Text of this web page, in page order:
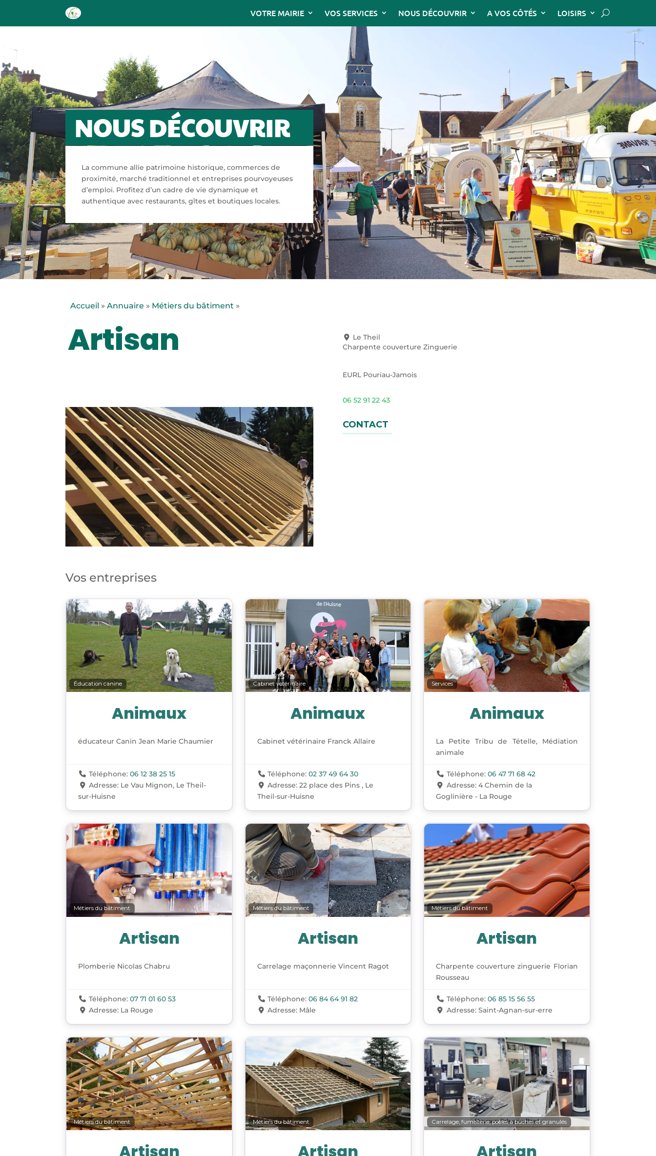
VOTRE MAIRIE VOS SERVICES NOUS DÉCOUVRIR A VOS CÔTÉS LOISIRS
NOUS DÉCOUVRIR
La commune allie patrimoine historique, commerces de
proximité, marché traditionnel et entreprises pourvoyeuses
d’emploi. Profitez d’un cadre de vie dynamique et
authentique avec restaurants, gîtes et boutiques locales.
Accueil »Annuaire » Métiers du bâtiment »
Artisan Charpente couverture Zinguerie
EURL Pouriau-Jamois
CONTACT
06 52 91 22 43
Le Theil
Vos entreprises
Éducation canine
Animaux
éducateur Canin Jean Marie Chaumier
Téléphone: 06 12 38 25 15
Adresse: Le Vau Mignon, Le Theil-
sur-Huisne
Cabinet vétérinaire
Animaux
Cabinet vétérinaire Franck Allaire
Téléphone:02 37 49 64 30
Adresse:22 place des Pins , Le
Theil-sur-Huisne
Services
Animaux
La Petite Tribu de Tételle, Médiation
animale
Téléphone: 06 47 71 68 42
Adresse: 4 Chemin de la
Goglinière - La Rouge
Métiers du bâtiment
Artisan
Plomberie Nicolas Chabru
Téléphone: 07 71 01 60 53
Adresse: La Rouge
Métiers du bâtiment
Artisan
Carrelage maçonnerie Vincent Ragot
Téléphone:06 84 64 91 82
Adresse: Mâle
Métiers du bâtiment
Artisan
Charpente couverture zinguerie Florian
Rousseau
Téléphone: 06 85 15 56 55
Adresse: Saint-Agnan-sur-erre
Métiers du bâtiment
Artisan
Métiers du bâtiment
Artisan
Carrelage, fumisterie, poêles à bûches et granulés
Artisan